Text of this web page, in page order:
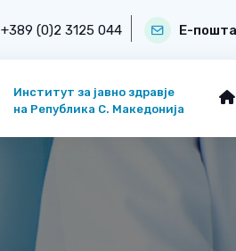
+389 (0)2 3125 044 Е-
Институт за јавно здравје
на Република С. Македонија